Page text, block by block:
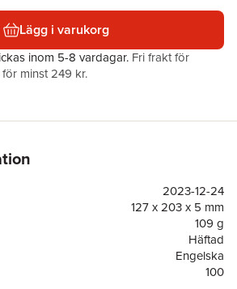
Lägg i varukorg
inom 5-8 vardagar. Fri frakt för
minst 249 kr.
2023-12-24
127 x 203 x 5 mm
109 g
Häftad
Engelska
100